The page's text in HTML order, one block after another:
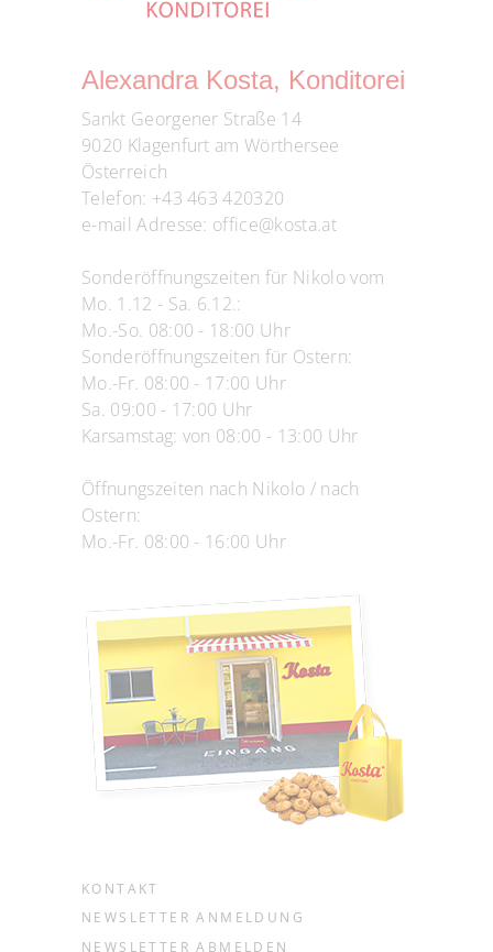
Alexandra Kosta, Konditorei
Sankt Georgener Straße 14
9020 Klagenfurt am Wörthersee
Österreich
Telefon: +43 463 420320
e-mail Adresse: office@kosta.at
Sonderöffnungszeiten für Nikolo vom
Mo. 1.12 - Sa. 6.12.:
Mo.-So. 08:00 - 18:00 Uhr
Sonderöffnungszeiten für Ostern:
Mo.-Fr. 08:00 - 17:00 Uhr
Sa. 09:00 - 17:00 Uhr
Karsamstag: von 08:00 - 13:00 Uhr
Öffnungszeiten nach Nikolo / nach
Ostern:
Mo.-Fr. 08:00 - 16:00 Uhr
KONTAKT
NEWSLETTER ANMELDUNG
NEWSLETTER ABMELDEN